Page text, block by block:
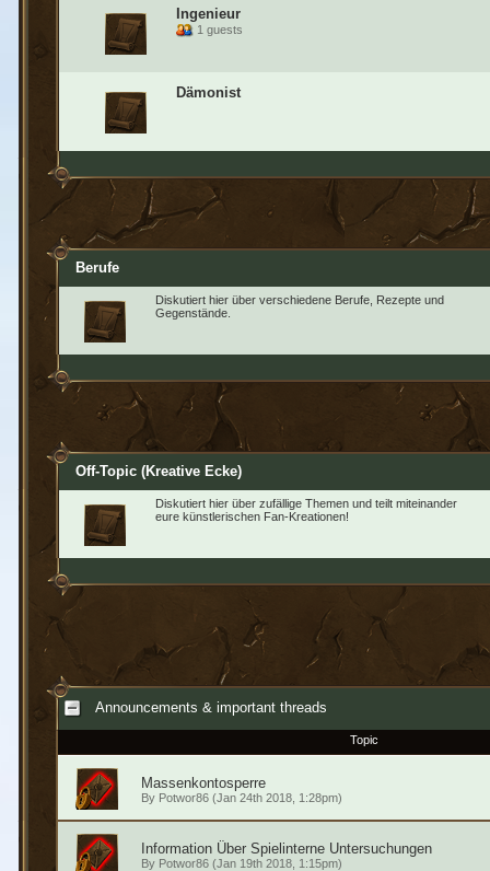
Ingenieur
1 guests
Dämonist
Berufe
Diskutiert hier über verschiedene Berufe, Rezepte und
Gegenstände.
Off-Topic (Kreative Ecke)
Diskutiert hier über zufällige Themen und teilt miteinander
eure künstlerischen Fan-Kreationen!
Announcements & important threads
Topic
Massenkontosperre
By Potwor86(Jan 24th 2018, 1:28pm)
Information Über Spielinterne Untersuchungen
By Potwor86(Jan 19th 2018, 1:15pm)